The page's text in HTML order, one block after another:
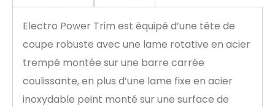
Electro Power Trim est équipé d’une tête de
coupe robuste avec une lame rotative en acier
trempé montée sur une barre carrée
coulissante, en plus d’une lame fixe en acier
inoxydable peint monté sur une surface de